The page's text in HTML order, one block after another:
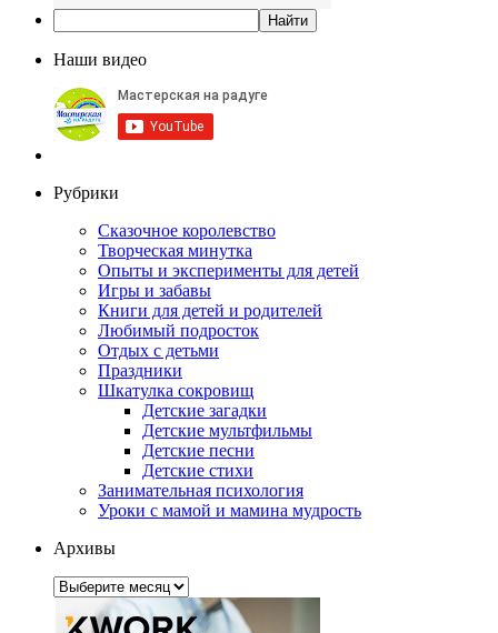
Наши видео
Рубрики
Сказочное королевство
Творческая минутка
Опыты и эксперименты для детей
Игры и забавы
Книги для детей и родителей
Любимый подросток
Отдых с детьми
Праздники
Шкатулка сокровищ
Детские загадки
Детские мультфильмы
Детские песни
Детские стихи
Занимательная психология
Уроки с мамой и мамина мудрость
Архивы
Архивы